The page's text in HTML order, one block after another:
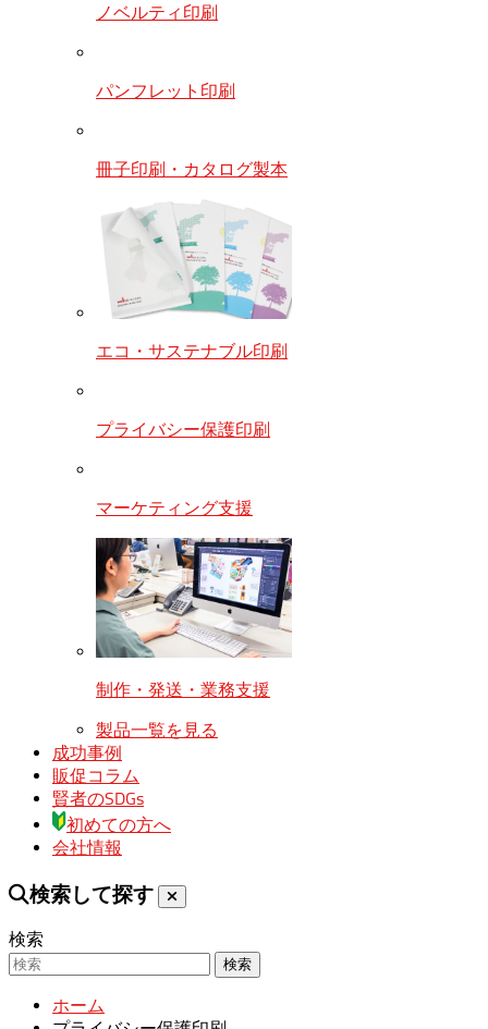
ノベルティ印刷
パンフレット印刷
冊子印刷・カタログ製本
エコ・サステナブル印刷
プライバシー保護印刷
マーケティング支援
制作・発送・業務支援
製品一覧を見る
成功事例
販促コラム
賢者のSDGs
初めての方へ
会社情報
検索して探す
検索
検索
ホーム